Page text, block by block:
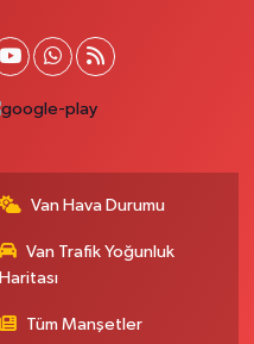
Van Hava Durumu
Van Trafik Yoğunluk
Haritası
Tüm Manşetler